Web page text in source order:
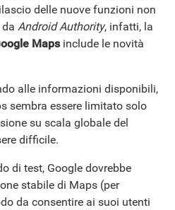
delle nuove funzioni non
Android Authority, infatti, la
Mapsinclude le novità
alle informazioni disponibili,
sembra essere limitato solo
su scala globale del
difficile.
di test, Google dovrebbe
stabile di Maps (per
da consentire ai suoi utenti